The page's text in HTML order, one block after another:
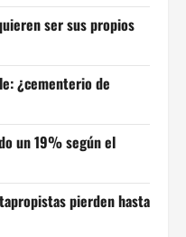
ser sus propios
¿cementerio de
un 19% según el
pierden hasta